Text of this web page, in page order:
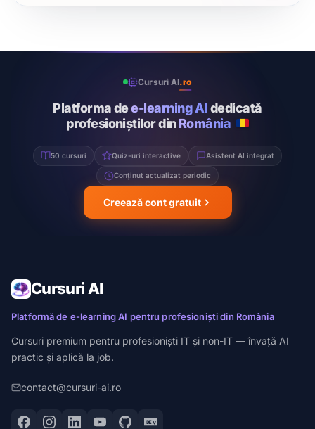
Cursuri AI.ro
Platforma dee-learning AIdedicată
profesioniștilor dinRomânia
50 cursuri Quiz-uri interactive Asistent AI integrat
Conținut actualizat periodic
Creează cont gratuit
Cursuri AI
Platformă de e-learning AI pentru profesioniști din România
Cursuri premium pentru profesioniști IT și non-IT — învață AI
practic și aplică la job.
contact@cursuri-ai.ro